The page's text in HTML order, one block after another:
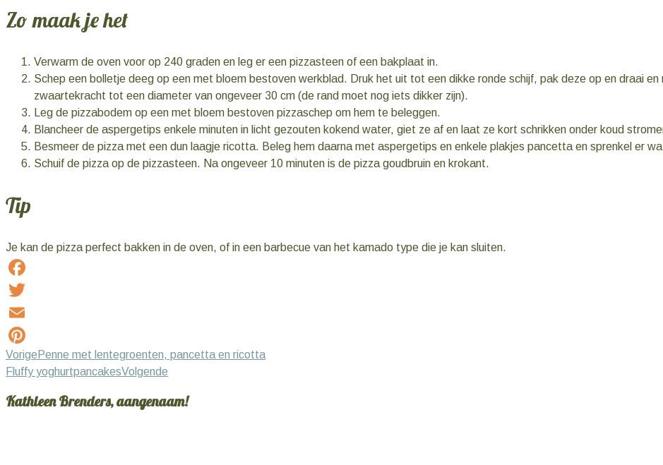
Zo maak je het
Verwarm de oven voor op 240 graden en leg er een pizzasteen of een bakplaat in.
Schep een bolletje deeg op een met bloem bestoven werkblad. Druk het uit tot een dikke ronde schijf, pak deze op en draai
zwaartekracht tot een diameter van ongeveer 30 cm (de rand moet nog iets dikker zijn).
Leg de pizzabodem op een met bloem bestoven pizzaschep om hem te beleggen.
Blancheer de aspergetips enkele minuten in licht gezouten kokend water, giet ze af en laat ze kort schrikken onder koud
Besmeer de pizza met een dun laagje ricotta. Beleg hem daarna met aspergetips en enkele plakjes pancetta en sprenkel er
Schuif de pizza op de pizzasteen. Na ongeveer 10 minuten is de pizza goudbruin en krokant.
Tip
Je kan de pizza perfect bakken in de oven, of in een barbecue van het kamado type die je kan sluiten.
Facebook
Twitter
Email
Pinterest
Vorige Penne met lentegroenten, pancetta en ricotta
Fluffy yoghurtpancakesVolgende
Kathleen Brenders, aangenaam!